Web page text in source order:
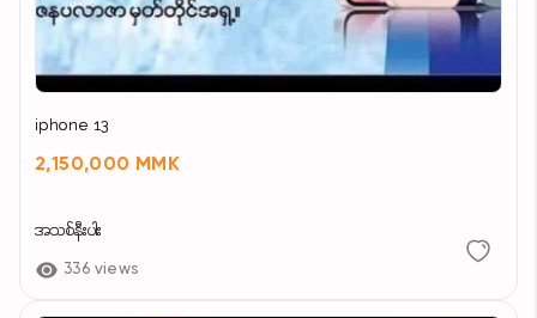
iphone 13
2,150,000 MMK
အသစ်နီးပါး
336 views